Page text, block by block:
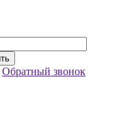
Обратный звонок